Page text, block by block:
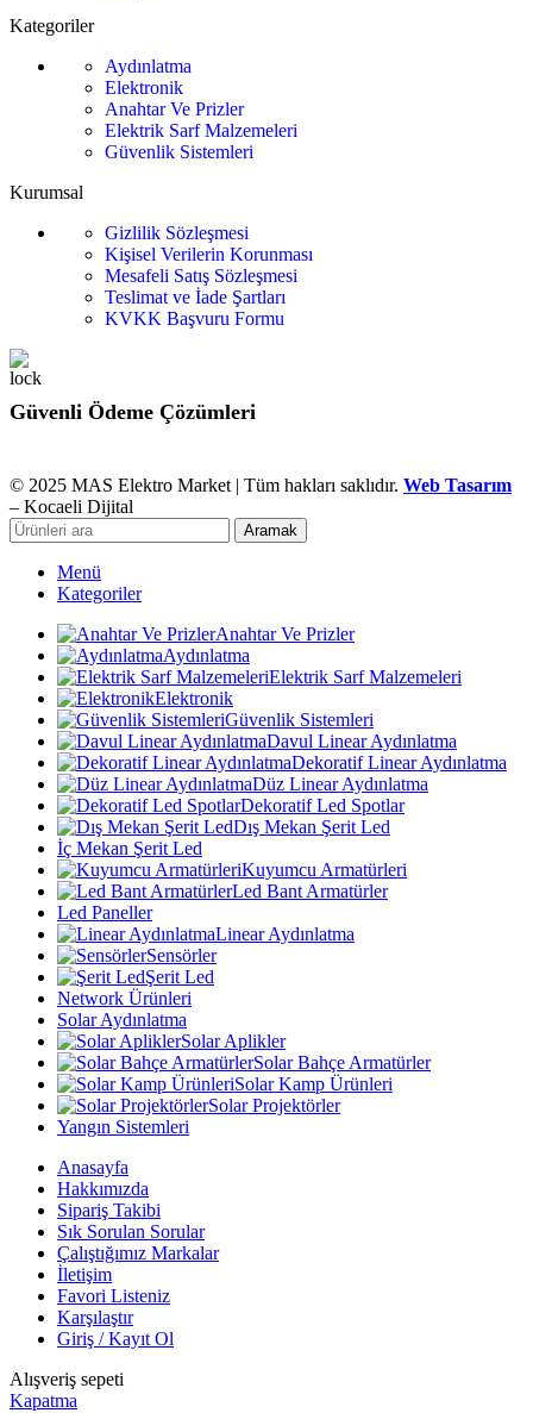
Kategoriler
Aydınlatma
Elektronik
Anahtar Ve Prizler
Elektrik Sarf Malzemeleri
Güvenlik Sistemleri
Kurumsal
Gizlilik Sözleşmesi
Kişisel Verilerin Korunması
Mesafeli Satış Sözleşmesi
Teslimat ve İade Şartları
KVKK Başvuru Formu
Güvenli Ödeme Çözümleri
© 2025 MAS Elektro Market | Tüm hakları saklıdır. Web Tasarım
– Kocaeli Dijital
Aramak
Menü
Kategoriler
Anahtar Ve Prizler
Aydınlatma
Elektrik Sarf Malzemeleri
Elektronik
Güvenlik Sistemleri
Davul Linear Aydınlatma
Dekoratif Linear Aydınlatma
Düz Linear Aydınlatma
Dekoratif Led Spotlar
Dış Mekan Şerit Led
İç Mekan Şerit Led
Kuyumcu Armatürleri
Led Bant Armatürler
Led Paneller
Linear Aydınlatma
Sensörler
Şerit Led
Network Ürünleri
Solar Aydınlatma
Solar Aplikler
Solar Bahçe Armatürler
Solar Kamp Ürünleri
Solar Projektörler
Yangın Sistemleri
Anasayfa
Hakkımızda
Sipariş Takibi
Sık Sorulan Sorular
Çalıştığımız Markalar
İletişim
Favori Listeniz
Karşılaştır
Giriş / Kayıt Ol
Alışveriş sepeti
Kapatma